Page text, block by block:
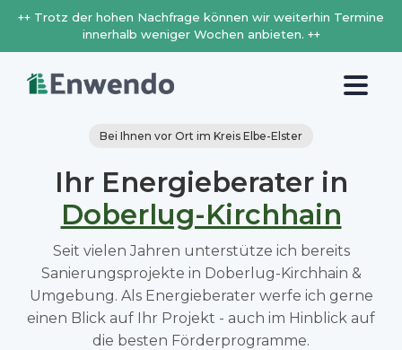
++ Trotz der hohen Nachfrage können wir weiterhin Termine
innerhalb weniger Wochen anbieten. ++
Bei Ihnen vor Ort im Kreis Elbe-Elster
Ihr Energieberater in
Doberlug-Kirchhain
Seit vielen Jahren unterstütze ich bereits
Sanierungsprojekte in Doberlug-Kirchhain &
Umgebung. Als Energieberater werfe ich gerne
einen Blick auf Ihr Projekt - auch im Hinblick auf
die besten Förderprogramme.